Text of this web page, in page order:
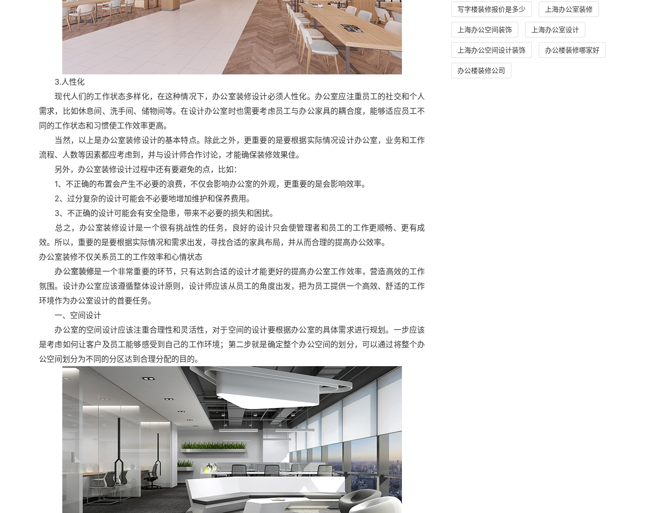
3.人性化
现代人们的工作状态多样化，在这种情况下，办公室装修设计必须人性化。办公室应注重员工的社交和个人
需求，比如休息间、洗手间、储物间等。在设计办公室时也需要考虑员工与办公家具的耦合度，能够适应员工不
同的工作状态和习惯使工作效率更高。
当然，以上是办公室装修设计的基本特点。除此之外，更重要的是要根据实际情况设计办公室，业务和工作
流程、人数等因素都应考虑到，并与设计师合作讨论，才能确保装修效果佳。
另外，办公室装修设计过程中还有要避免的点，比如：
1、不正确的布置会产生不必要的浪费，不仅会影响办公室的外观，更重要的是会影响效率。
2、过分复杂的设计可能会不必要地增加维护和保养费用。
3、不正确的设计可能会有安全隐患，带来不必要的损失和困扰。
总之，办公室装修设计是一个很有挑战性的任务，良好的设计只会使管理者和员工的工作更顺畅、更有成
效。所以，重要的是要根据实际情况和需求出发，寻找合适的家具布局，并从而合理的提高办公效率。
办公室装修不仅关系员工的工作效率和心情状态
办公室装修是一个非常重要的环节，只有达到合适的设计才能更好的提高办公室工作效率，营造高效的工作
氛围。设计办公室应该遵循整体设计原则，设计师应该从员工的角度出发，把为员工提供一个高效、舒适的工作
环境作为办公室设计的首要任务。
一、空间设计
办公室的空间设计应该注重合理性和灵活性，对于空间的设计要根据办公室的具体需求进行规划。一步应该
是考虑如何让客户及员工能够感受到自己的工作环境；第二步就是确定整个办公空间的划分，可以通过将整个办
公空间划分为不同的分区达到合理分配的目的。
写字楼装修报价是多少 上海办公室装修
上海办公空间装饰 上海办公室设计
上海办公空间设计装饰 办公楼装修哪家好
办公楼装修公司